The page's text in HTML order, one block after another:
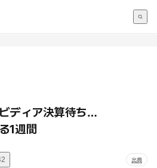
ディア決算待ち…
1週間
出典